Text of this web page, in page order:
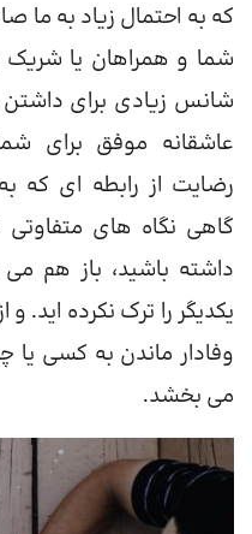
که به احتمال زیاد به ما
شما و همراهان یا شریک
شانس زیادی برای
عاشقانه موفق برای
رضایت از رابطه ای که
گاهی نگاه های
داشته باشید، باز هم
یکدیگر را ترک نکرده اید.
وفادار ماندن به کسی یا
می بخشد.